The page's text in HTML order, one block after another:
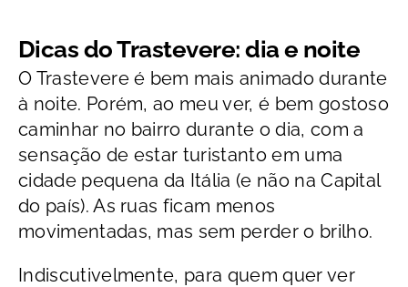
Dicas do Trastevere: dia e noite
O Trastevere é bem mais animado durante
à noite. Porém, ao meu ver, é bem gostoso
caminhar no bairro durante o dia, com a
sensação de estar turistanto em uma
cidade pequena da Itália (e não na Capital
do país). As ruas ficam menos
movimentadas, mas sem perder o brilho.
Indiscutivelmente, para quem quer ver